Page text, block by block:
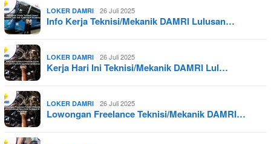
LOKER DAMRI 26 Juli 2025
Info Kerja Teknisi/Mekanik DAMRI Lulusan…
LOKER DAMRI 26 Juli 2025
Kerja Hari Ini Teknisi/Mekanik DAMRI Lul…
LOKER DAMRI 26 Juli 2025
Lowongan Freelance Teknisi/Mekanik DAMRI…